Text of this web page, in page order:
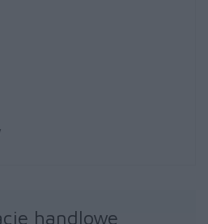
handlowe